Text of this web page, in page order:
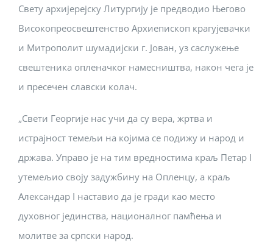
Свету архијерејску Литургију је предводио Његово
Високопреосвештенство Архиепископ крагујевачки
и Митрополит шумадијски г. Јован, уз саслужење
свештеника опленачког намесништва, након чега је
и пресечен славски колач.
„Свети Георгије нас учи да су вера, жртва и
истрајност темељи на којима се подижу и народ и
држава. Управо је на тим вредностима краљ Петар I
утемељио своју задужбину на Опленцу, а краљ
Александар I наставио да је гради као место
духовног јединства, националног памћења и
молитве за српски народ.